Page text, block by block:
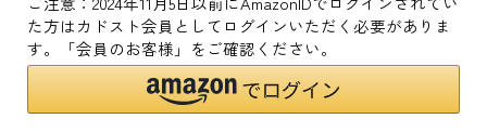
た方はカドスト会員としてログインいただく必要がありま
す。「会員のお客様」をご確認ください。